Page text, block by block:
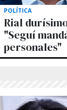
POLÍTICA
Rial
"Seguí
personales"